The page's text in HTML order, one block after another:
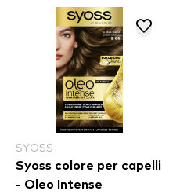
SYOSS
Syoss colore per capelli
- Oleo Intense